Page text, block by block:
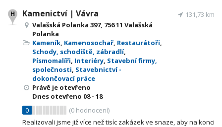
Kamenictví | Vávra
Valašská Polanka 397, 756 11 Valašská
Polanka
Kameník, Kamenosochař, Restaurátoři,
Schody, schodiště, zábradlí,
Písmomalíři, Interiéry, Stavební firmy,
společnosti, Stavebnictví -
dokončovací práce
Právě je otevřeno
Dnes otevřeno 08 - 18
0
(0 hodnocení)
131,73 km
Realizovali jsme již více než tisíc zakázek ve snaze, aby na konci